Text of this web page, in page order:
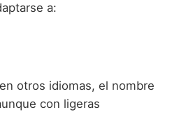
a:
otros idiomas, el nombre
con ligeras